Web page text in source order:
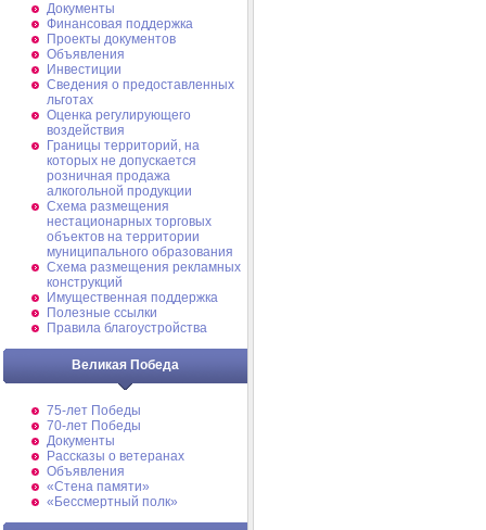
Документы
Финансовая поддержка
Проекты документов
Объявления
Инвестиции
Сведения о предоставленных
льготах
Оценка регулирующего
воздействия
Границы территорий, на
которых не допускается
розничная продажа
алкогольной продукции
Схема размещения
нестационарных торговых
объектов на территории
муниципального образования
Схема размещения рекламных
конструкций
Имущественная поддержка
Полезные ссылки
Правила благоустройства
Великая Победа
75-лет Победы
70-лет Победы
Документы
Рассказы о ветеранах
Объявления
«Стена памяти»
«Бессмертный полк»